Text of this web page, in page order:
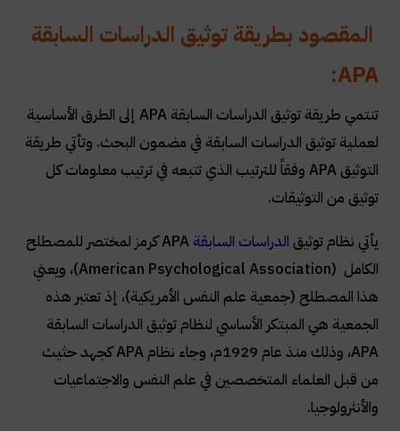
المقصود بطريقة توثيق الدراسات السابقة
APA
:
تنتمي طريقة توثيق الدراسات السابقة APA إلى الطرق الأساسية
لعملية توثيق الدراسات السابقة في مضمون البحث. وتأتي طريقة
التوثيق APA وفقاً للترتيب الذي تتبعه في ترتيب معلومات كل
توثيق من التوثيقات.
يأتي نظام توثيق الدراسات السابقة
APA كرمز لمختصر للمصطلح
الكامل (American Psychological Association)، ويعني
هذا المصطلح (جمعية علم النفس الأمريكية)، إذ تعتبر هذه
الجمعية هي المبتكر الأساسي لنظام توثيق الدراسات السابقة
APA، وذلك منذ عام 1929م، وجاء نظام APA كجهد حثيث
من قبل العلماء المتخصصين في علم النفس والاجتماعيات
والأنثرولوجيا.